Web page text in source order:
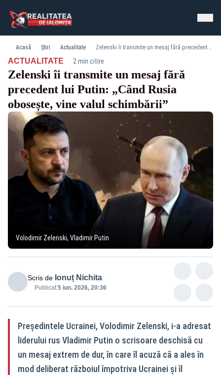
Acasă Știri Actualitate Zelenski îi transmite un mesaj fără precedent lui Putin: „Când Rusia obosește, vine valul schimbării”
ACTUALITATE· 2 min citire
Zelenski îi transmite un mesaj fără
precedent lui Putin: „Când Rusia
obosește, vine valul schimbării”
Volodimir Zelenski, Vladimir Putin
Scris de Ionuț Nichita
Publicat:5 iun. 2026, 20:36
Președintele Ucrainei, Volodimir Zelenski, i-a adresat
liderului rus Vladimir Putin o scrisoare deschisă cu
un mesaj extrem de dur, în care îl acuză că a ales în
mod deliberat războiul împotriva Ucrainei și îl